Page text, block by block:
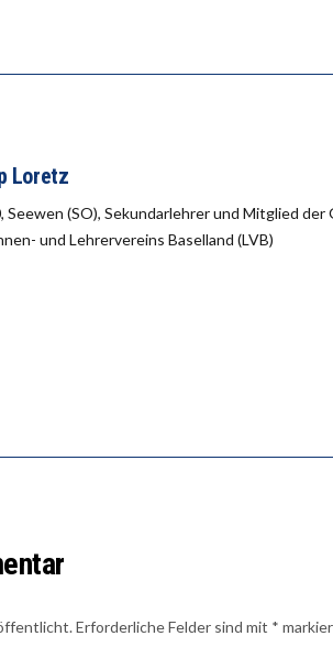
Loretz
Seewen (SO), Sekundarlehrer und Mitglied
und Lehrervereins Baselland (LVB)
Erforderliche Felder sind mit *